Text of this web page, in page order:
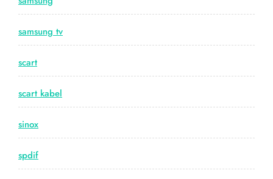
samsung tv
scart
scart kabel
sinox
spdif